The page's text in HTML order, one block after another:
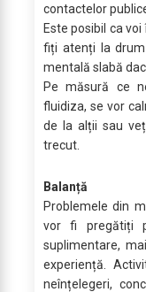
contactelor
Este posibil ca
fiți atenți la
mentală slabă
Pe măsură ce
fluidiza, se vor
de la alții sau
trecut.
Balanță
Problemele din
vor fi pregătiți
suplimentare,
experiență.
neînțelegeri,